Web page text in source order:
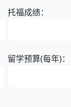
托福成绩：
留学预算(每年)：